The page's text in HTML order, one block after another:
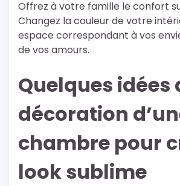
Offrez à votre famille le confort
Changez la couleur de votre
espace correspondant à vos
de vos amours.
Quelques idées
décoration
chambre pour
look sublime